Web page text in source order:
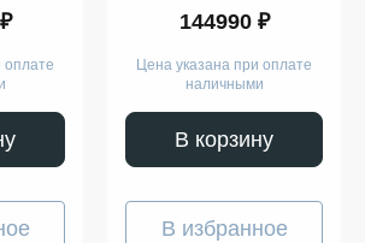
оплате
(2024)
144990 ₽
Цена указана при оплате
наличными
В корзину
В избранное